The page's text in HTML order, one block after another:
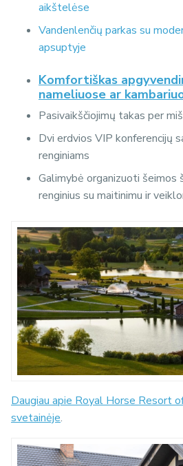
aikštelėse
Vandenlenčių parkas su
apsuptyje
Komfortiškas
nameliuose ar
Pasivaikščiojimų takas per
Dvi erdvios VIP konferencijų
renginiams
Galimybė organizuoti šeimos
renginius su maitinimu ir
Daugiau apie Royal Horse Resort
svetainėje.